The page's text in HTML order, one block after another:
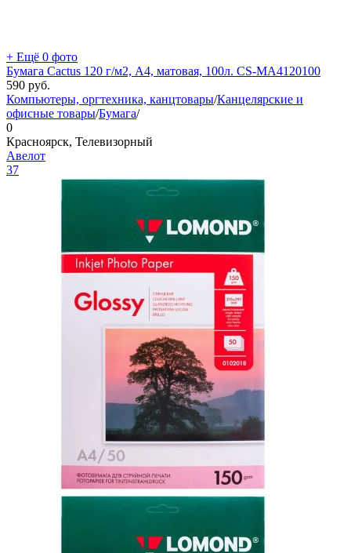
+ Ещё 0 фото
Бумага Cactus 120 г/м2, A4, матовая, 100л. CS-MA4120100
590 руб.
Компьютеры, оргтехника, канцтовары/Канцелярские и
офисные товары/Бумага/
0
Красноярск, Телевизорный
Авелот
37